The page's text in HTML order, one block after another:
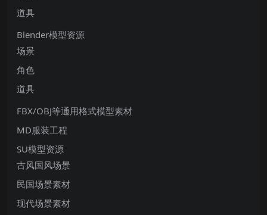
道具
Blender模型资源
场景
角色
道具
FBX/OBJ等通用格式模型素材
MD服装工程
SU模型资源
古风国风场景
民国场景素材
现代场景素材